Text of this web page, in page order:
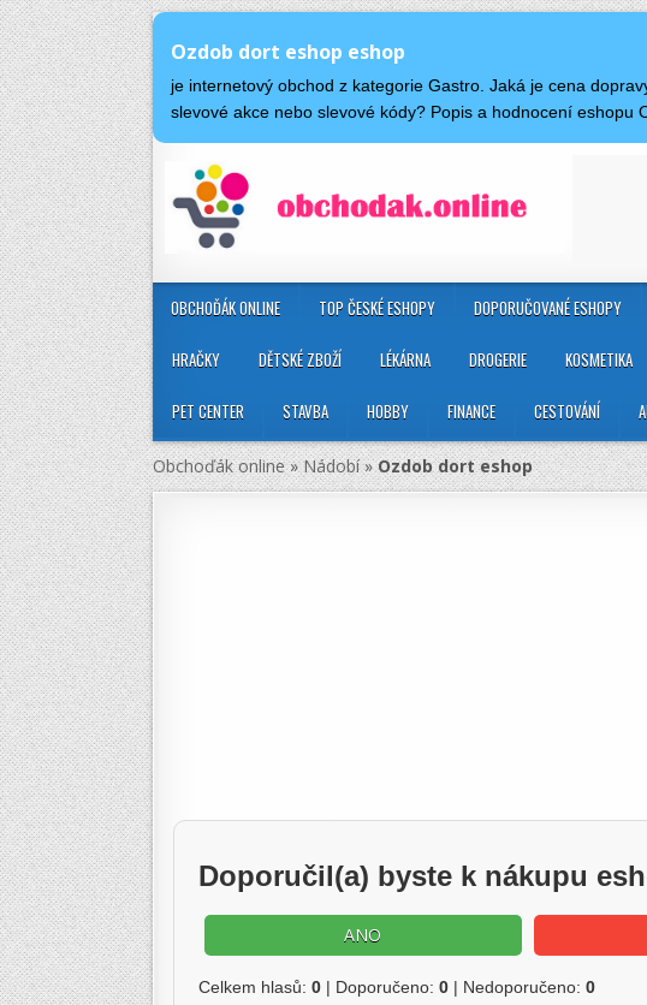
Ozdob dort eshop eshop
je internetový obchod z kategorie Gastro. Jaká je cena
slevové akce nebo slevové kódy? Popis a hodnocení eshopu
OBCHOĎÁK ONLINE TOP ČESKÉ ESHOPY DOPORUČOVANÉ ESHOPY
HRAČKY DĚTSKÉ ZBOŽÍ LÉKÁRNA DROGERIE KOSMETIKA
PET CENTER STAVBA HOBBY FINANCE CESTOVÁNÍ
Obchoďák online»Nádobí»Ozdob dort eshop
Doporučil(a) byste k nákupu
ANO
Celkem hlasů: 0 | Doporučeno: 0 | Nedoporučeno: 0